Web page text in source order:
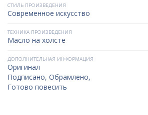
СТИЛЬ ПРОИЗВЕДЕНИЯ
Современное искусство
ТЕХНИКА ПРОИЗВЕДЕНИЯ
Масло на холсте
ДОПОЛНИТЕЛЬНАЯ ИНФОРМАЦИЯ
Оригинал
Подписано, Обрамлено,
Готово повесить